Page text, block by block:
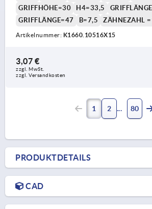
GRIFFHÖHE=30
H4=33,5
GRIFFLÄNGE=47
B=7,5 ZÄHNEZAHL
Artikelnummer: K1660.10516X15
3,07 €
zzgl. MwSt.
zzgl. Versandkosten
1 2 80
PRODUKTDETAILS
CAD